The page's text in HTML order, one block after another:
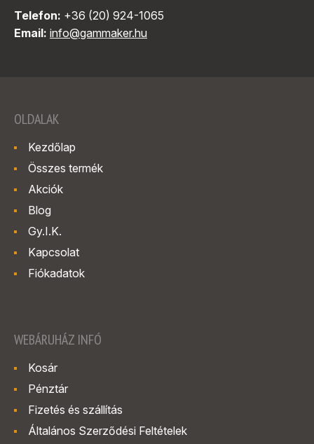
Telefon: +36 (20) 924-1065
Email: info@gammaker.hu
OLDALAK
Kezdőlap
Összes termék
Akciók
Blog
Gy.I.K.
Kapcsolat
Fiókadatok
WEBÁRUHÁZ INFÓ
Kosár
Pénztár
Fizetés és szállítás
Általános Szerződési Feltételek